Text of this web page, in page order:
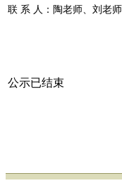
联 系 人：陶老师、刘老师
公示已结束